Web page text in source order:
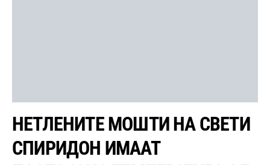
НЕТЛЕНИТЕ МОШТИ НА СВЕТИ
СПИРИДОН ИМААТ